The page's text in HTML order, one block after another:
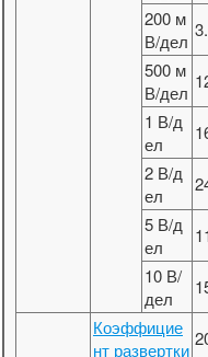
200 м
В/дел
500 м
В/дел
1 В/д
ел
2 В/д
ел
5 В/д
ел
10 В/
дел
Коэффицие
нт развертки